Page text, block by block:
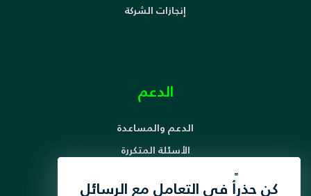
إنجازات الشركة
الدعم
الدعم والمساعدة
الأسئلة المتكررة
لقد قمنا بتحديث سياسة
كن حذرأً في التعامل مع الرسائل